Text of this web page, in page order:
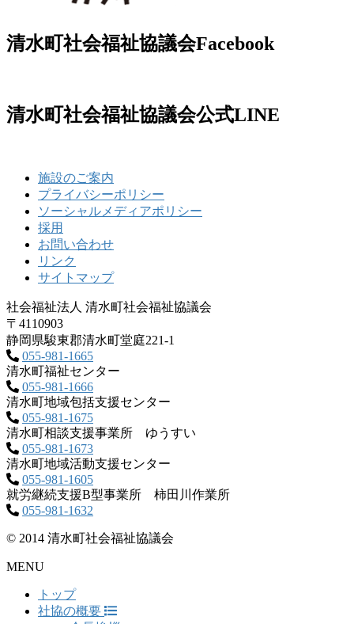
清水町社会福祉協議会Facebook
清水町社会福祉協議会公式LINE
施設のご案内
プライバシーポリシー
ソーシャルメディアポリシー
採用
お問い合わせ
リンク
サイトマップ
社会福祉法人 清水町社会福祉協議会
〒4110903
静岡県駿東郡清水町堂庭221‐1
055-981-1665
清水町福祉センター
055-981-1666
清水町地域包括支援センター
055-981-1675
清水町相談支援事業所 ゆうすい
055-981-1673
清水町地域活動支援センター
055-981-1605
就労継続支援B型事業所 柿田川作業所
055-981-1632
© 2014 清水町社会福祉協議会
MENU
トップ
社協の概要